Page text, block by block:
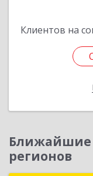
Клиентов на
Ближайшие
регионов